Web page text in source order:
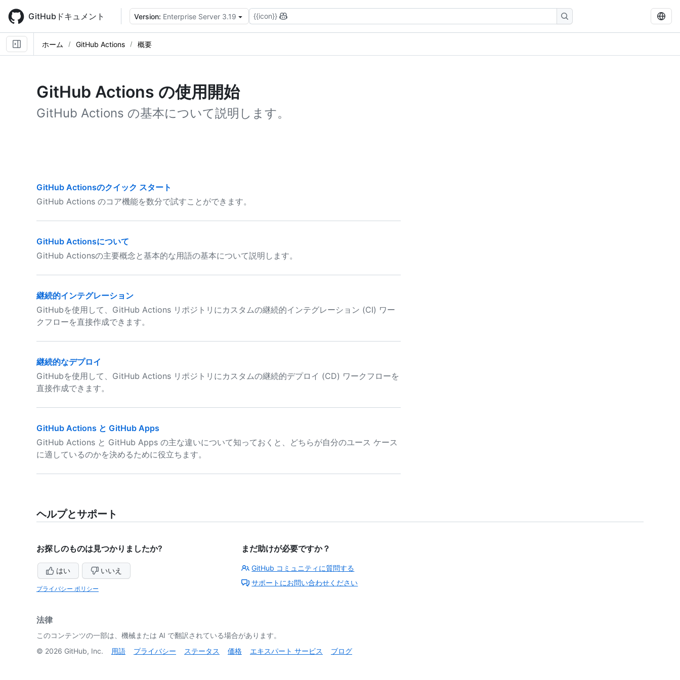
main
content
GitHubドキュメント Version: Enterprise Server 3.19 {{icon}}
ホーム GitHub Actions 概要
GitHub Actions の使用開始
GitHub Actions の基本について説明します。
GitHub Actionsのクイック スタート
GitHub Actions のコア機能を数分で試すことができます。
GitHub Actionsについて
GitHub Actionsの主要概念と基本的な用語の基本について説明します。
継続的インテグレーション
GitHubを使用して、GitHub Actions リポジトリにカスタムの継続的インテグレーション (CI) ワー
クフローを直接作成できます。
継続的なデプロイ
GitHubを使用して、GitHub Actions リポジトリにカスタムの継続的デプロイ (CD) ワークフローを
直接作成できます。
GitHub Actions と GitHub Apps
GitHub Actions と GitHub Apps の主な違いについて知っておくと、どちらが自分のユース ケース
に適しているのかを決めるために役立ちます。
ヘルプとサポート
お探しのものは見つかりましたか?
はい いいえ
プライバシー ポリシー
まだ助けが必要ですか？
GitHub コミュニティに質問する
サポートにお問い合わせください
法律
このコンテンツの一部は、機械または AI で翻訳されている場合があります。
© 2026 GitHub, Inc. 用語 プライバシー ステータス 価格 エキスパート サービス ブログ